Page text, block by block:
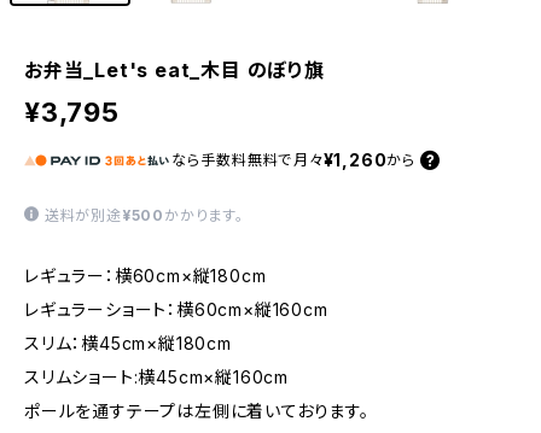
お弁当_Let's eat_木目 のぼり旗
¥3,795
なら 手数料無料で 月々¥1,260から
送料が別途 ¥500 かかります。
レギュラー：横60cm×縦180cm
レギュラーショート：横60cm×縦160cm
スリム：横45cm×縦180cm
スリムショート:横45cm×縦160cm
ポールを通すテープは左側に着いております。